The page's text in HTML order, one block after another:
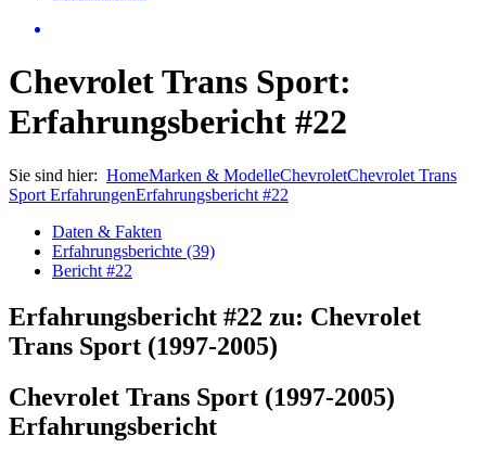
Chevrolet Trans Sport:
Erfahrungsbericht #22
Sie sind hier: HomeMarken & ModelleChevroletChevrolet Trans
Sport ErfahrungenErfahrungsbericht #22
Daten & Fakten
Erfahrungsberichte (39)
Bericht #22
Erfahrungsbericht #22 zu: Chevrolet
Trans Sport (1997-2005)
Chevrolet Trans Sport (1997-2005)
Erfahrungsbericht